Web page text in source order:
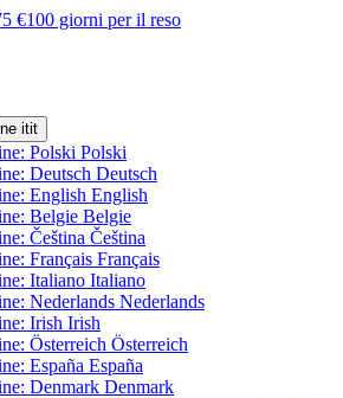
€100 giorni per il reso
it
Polski
Deutsch
English
Belgie
Čeština
Français
Italiano
Nederlands
Irish
Österreich
España
Denmark